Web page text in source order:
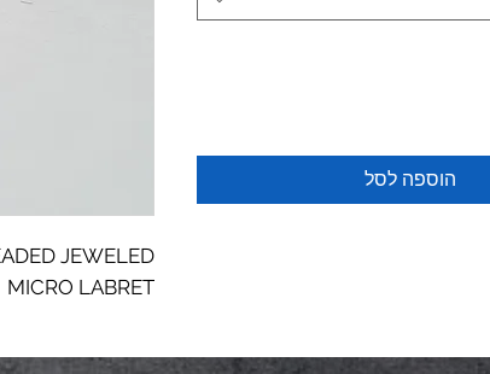
JEWELED
MICRO LABRET
הוספה לסל